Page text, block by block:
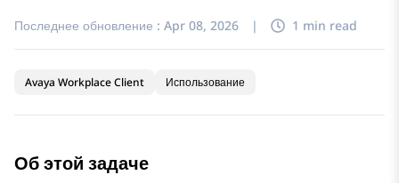
Последнее обновление : Apr 08, 2026 | 1 min read
Avaya Workplace Client Использование
Об этой задаче